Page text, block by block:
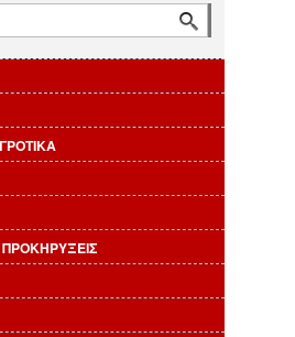
ΠΡΟΚΗΡΥΞΕΙΣ